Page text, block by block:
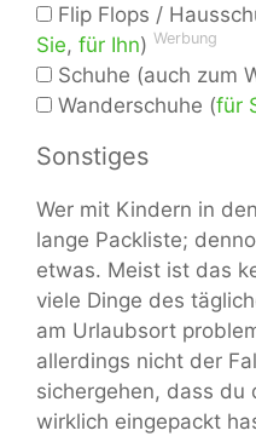
Flip Flops /
Sie, für Ihn) Werbung
Schuhe (auch zum
Wanderschuhe (für
Sonstiges
Wer mit Kindern in
lange Packliste;
etwas. Meist ist das
viele Dinge des
am Urlaubsort
allerdings nicht der
sichergehen, dass du
wirklich eingepackt